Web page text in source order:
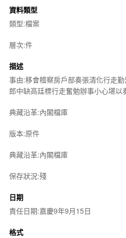
資料類型
類型:檔案
層次:件
描述
事由:移會稽察房戶部奏張清化行走
郎中缺高廷標行走奮勉辦事小心堪以
典藏沿革:內閣檔庫
版本:原件
典藏沿革:內閣檔庫
保存狀況:殘
日期
責任日期:嘉慶9年9月15日
格式